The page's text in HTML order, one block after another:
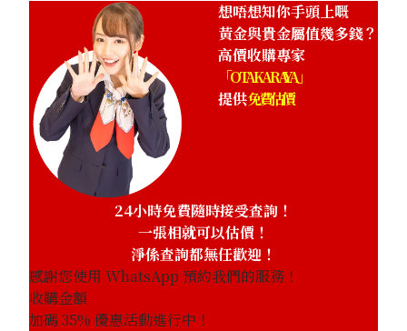
想唔想知你手頭上嘅
黃金與貴金屬值幾多錢？
高價收購專家
「OTAKARAYA」
提供免費估價
24小時免費隨時接受查詢！
一張相就可以估價！
淨係查詢都無任歡迎！
感謝您使用 WhatsApp 預約我們的服務！
收購金額
加碼35% 優惠活動進行中！